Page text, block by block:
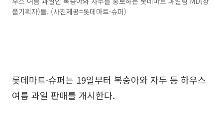
품기획자)들. (사진제공=롯데마트·슈퍼)
롯데마트·슈퍼는 19일부터 복숭아와 자두 등 하우스
여름 과일 판매를 개시한다.